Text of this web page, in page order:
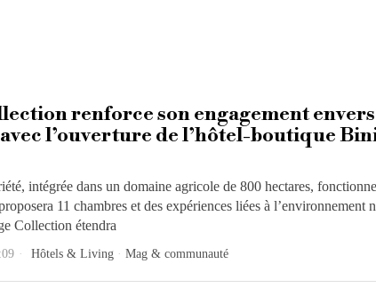
renforce son engagement envers
l’ouverture de l’hôtel-boutique
intégrée dans un domaine agricole de 800 hectares,
11 chambres et des expériences liées à l’environnement
Collection étendra
Hôtels & Living · Mag & communauté